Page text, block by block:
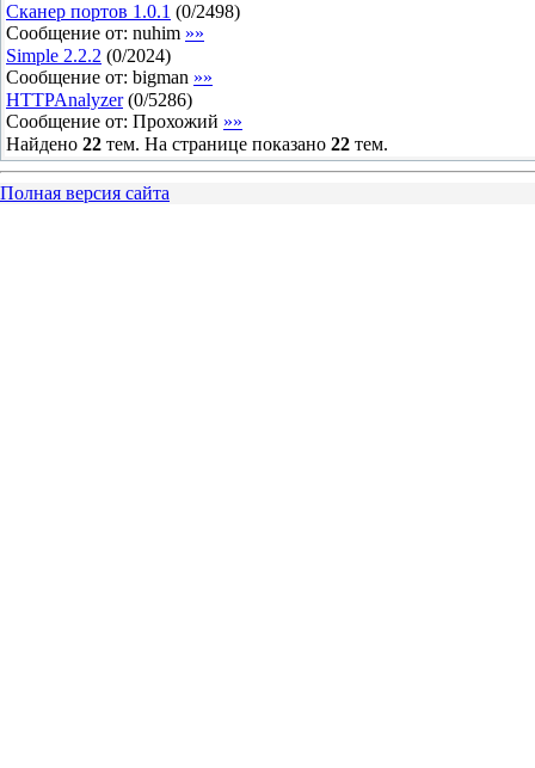
Сканер портов 1.0.1 (0/2498)
Сообщение от: nuhim »»
Simple 2.2.2 (0/2024)
Сообщение от: bigman »»
HTTPAnalyzer (0/5286)
Сообщение от: Прохожий »»
Найдено 22 тем. На странице показано 22 тем.
Полная версия сайта